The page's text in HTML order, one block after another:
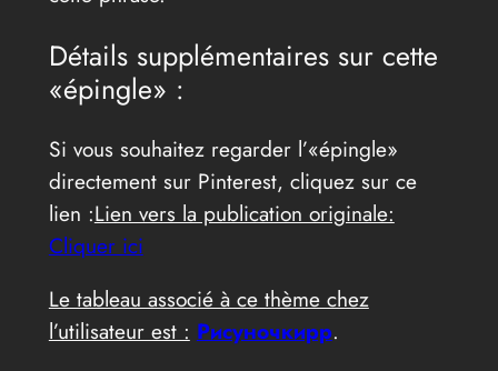
Détails supplémentaires sur cette
«épingle» :
Si vous souhaitez regarder l’«épingle»
directement sur Pinterest, cliquez sur ce
lien :Lien vers la publication originale:
Cliquer ici
Le tableau associé à ce thème chez
l’utilisateur est : Рисуночкирр.